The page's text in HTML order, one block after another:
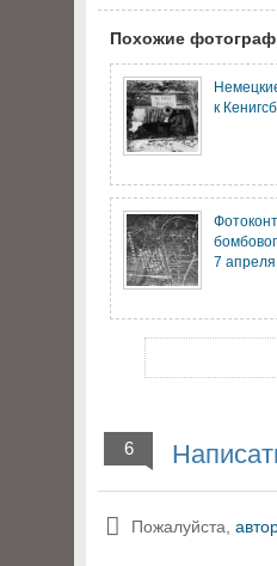
Похожие
к
7 апреля
6
Пожалуйста,